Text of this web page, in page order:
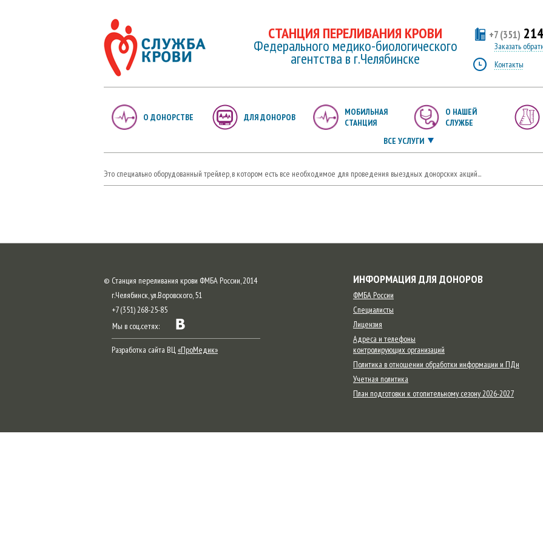
+7 (351)
Заказать
Контакты
СТАНЦИЯ ПЕРЕЛИВАНИЯ КРОВИ
Федерального медико-биологического
агентства в г.Челябинске
О ДОНОРСТВЕ ДЛЯ ДОНОРОВ
МОБИЛЬНАЯ
СТАНЦИЯ
О НАШЕЙ
СЛУЖБЕ
ВСЕ УСЛУГИ
Это специально оборудованный трейлер, в котором есть все необходимое для проведения выездных донорских акций...
ИНФОРМАЦИЯ ДЛЯ ДОНОРОВ
ФМБА России
Специалисты
Лицензия
Адреса и телефоны
контролирующих организаций
Политика в отношении обработки информации и ПДн
Учетная политика
План подготовки к отопительному сезону 2026-2027
© Станция переливания крови ФМБА России, 2014
г.Челябинск, ул.Воровского, 51
+7 (351) 268-25-85
Мы в соц.сетях:
Разработка сайта ВЦ«ПроМедик»